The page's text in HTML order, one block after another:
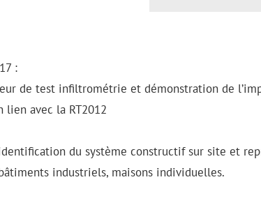
:
de test infiltrométrie et démonstration de
lien avec la RT2012
du système constructif sur site et
industriels, maisons individuelles.